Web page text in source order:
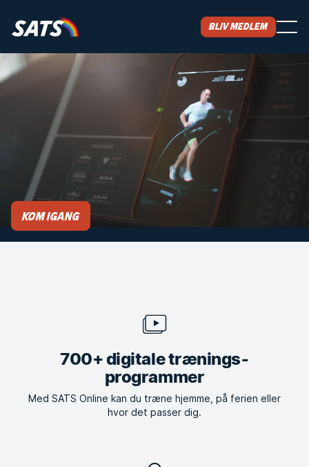
Bliv medlem
SATS ONLINE
HJEMMETRÆNING
Velkommen til Nordens største digitale
træningsbibliotek! SATS Online gør hjemmetræning
nemmere med adgang til øvelser, du kan udføre
derhjemme, på ferie eller hvor det passer dig.
Kom igang
700+ digitale trænings­
programmer
Med SATS Online kan du træne hjemme, på ferien eller
hvor det passer dig.